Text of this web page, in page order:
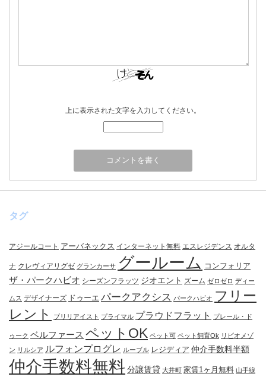
上に表示された文字を入力してください。
タグ
アジールコート アーバネックス インターネット無料 エスレジデンス オルタ
ナ クレヴィアリグゼ グランカーサ グールーム コンフォリア
ザ・パークハビオ シーズンフラッツ ジオエント ズーム ゼロゼロ ディー
ムス デザイナーズ ドゥーエ パークアクシス パークハビオ フリー
レント
ブリリアイスト プライマル プラウドフラット プレール・ド
ゥーク ベルファース ペットOK ペット可 ペット飼育Ok リビオメゾ
ン リルシア ルフォンプログレ ルーブル レジディア 仲介手数料半額
仲介手数料無料 分譲賃貸 大井町 家賃1ヶ月無料 山手線